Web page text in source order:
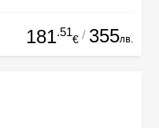
181.51
€ / 355лв.